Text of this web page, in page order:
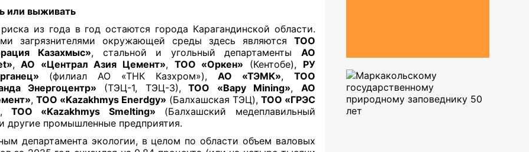
или выживать
из года в год остаются города Карагандинской области.
загрязнителями окружающей среды здесь являются ТОО
Казахмыс», стальной и угольный департаменты АО
,АО «Централ Азия Цемент», ТОО «Оркен» (Кентобе), РУ
(филиал АО «ТНК Казхром»), АО «ТЭМК», ТОО
Энергоцентр» (ТЭЦ-1, ТЭЦ-3),ТОО «Bapy Mining», АО
, ТОО «Kazakhmys Enerdgy» (Балхашская ТЭЦ), ТОО «ГРЭС
, ТОО «Kazakhmys Smelting» (Балхашский медеплавильный
другие промышленные предприятия.
департамента экологии, в целом по области объем валовых